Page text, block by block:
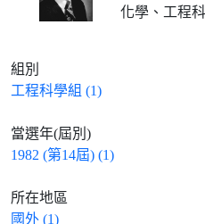
化學、工程
組別
工程科學組 (1)
當選年(屆別)
1982 (第14屆) (1)
所在地區
國外 (1)